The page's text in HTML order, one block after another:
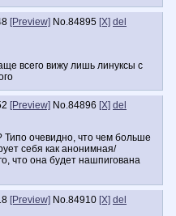
[Preview] No.84895 [X] del
всего вижу лишь линуксы с
[Preview] No.84896 [X] del
Типо очевидно, что чем больше
себя как анонимная/
что она будет нашпигована
[Preview] No.84910 [X] del